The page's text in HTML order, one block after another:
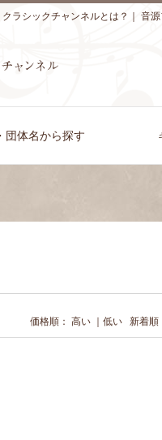
音
クラシックチャンネルとは？
団体名から探す
価格順： 高い 低い 新着順